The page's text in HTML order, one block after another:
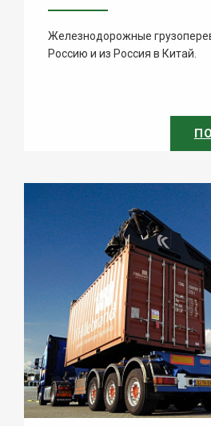
Железнодорожные
Россию и из Россия в Китай.